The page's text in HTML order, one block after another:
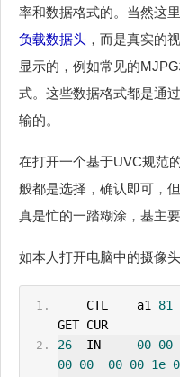
率和数据格式的。当然这
负载数据头 ，而是真实的
显示的，例如常见的
式。这些数据格式都是通过
输的。
在打开一个基于UVC规范
般都是选择，确认即可，
真是忙的一踏糊涂，基主
如本人打开电脑中的摄像
    CTL    a1
81
GET CUR
26
IN 00 00
00 00 00 00 1e